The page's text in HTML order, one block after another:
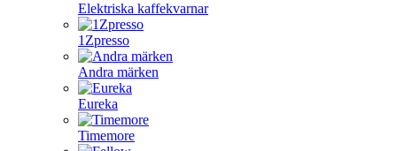
Elektriska kaffekvarnar
1Zpresso
Andra märken
Eureka
Timemore